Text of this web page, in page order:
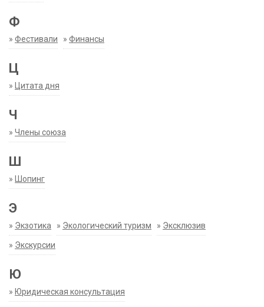
Ф
» Фестивали » Финансы
Ц
» Цитата дня
Ч
» Члены союза
Ш
» Шопинг
Э
» Экзотика » Экологический туризм » Эксклюзив
» Экскурсии
Ю
» Юридическая консультация